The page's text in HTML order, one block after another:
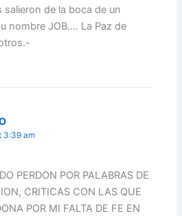
de la boca de un
nombre JOB…. La Paz de
3:39 am
PERDON POR PALABRAS DE
CRITICAS CON LAS QUE
POR MI FALTA DE FE EN